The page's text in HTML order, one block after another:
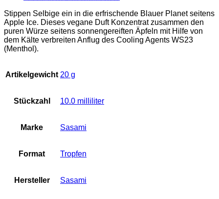
Stippen Selbige ein in die erfrischende Blauer Planet seitens
Apple Ice. Dieses vegane Duft Konzentrat zusammen den
puren Würze seitens sonnengereiften Äpfeln mit Hilfe von
dem Kälte verbreiten Anflug des Cooling Agents WS23
(Menthol).
Artikelgewicht ‎20 g
Stückzahl ‎10.0 milliliter
Marke ‎Sasami
Format ‎Tropfen
Hersteller ‎Sasami